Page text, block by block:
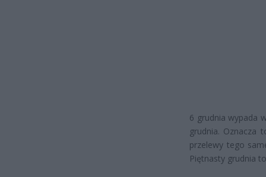
6 grudnia wypada
grudnia. Oznacza
przelewy tego
Piętnasty grudnia